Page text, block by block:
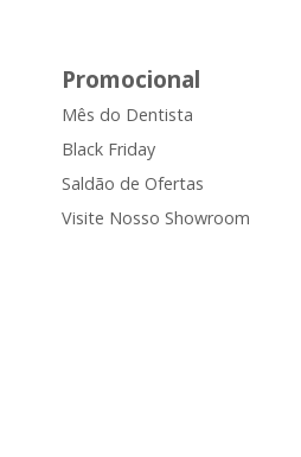
Promocional
Mês do Dentista
Black Friday
Saldão de Ofertas
Visite Nosso Showroom